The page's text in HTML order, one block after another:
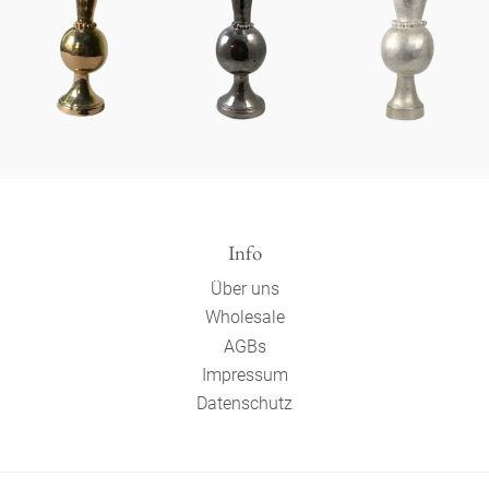
Info
Über uns
Wholesale
AGBs
Impressum
Datenschutz